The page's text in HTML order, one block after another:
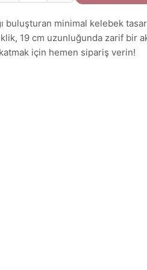
buluşturan minimal kelebek
19 cm uzunluğunda zarif bir
için hemen sipariş verin!